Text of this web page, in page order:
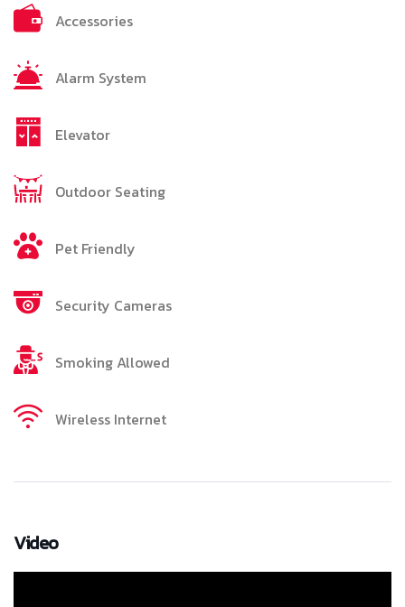
Accessories
Alarm System
Elevator
Outdoor Seating
Pet Friendly
Security Cameras
Smoking Allowed
Wireless Internet
Video